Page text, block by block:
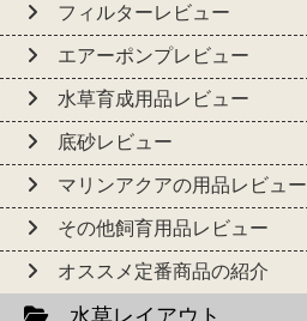
フィルターレビュー
エアーポンプレビュー
水草育成用品レビュー
底砂レビュー
マリンアクアの用品レビュー
その他飼育用品レビュー
オススメ定番商品の紹介